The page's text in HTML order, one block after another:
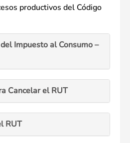
productivos del Código
Impuesto al Consumo –
Cancelar el RUT
RUT